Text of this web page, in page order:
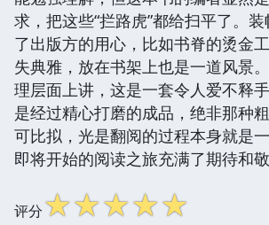
求，把这些“拦路虎”都给扫平了。
了出版方的用心，比如书脊的烫金
失典雅，放在书架上也是一道风景
理层面上讲，这是一套令人爱不释
是经过精心打磨的成品，绝非那种
可比拟，光是翻阅的过程本身就是
即将开始的阅读之旅充满了期待和敬
评分☆☆☆☆☆